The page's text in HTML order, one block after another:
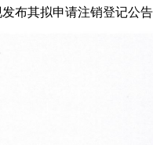
布其拟申请注销登记公告